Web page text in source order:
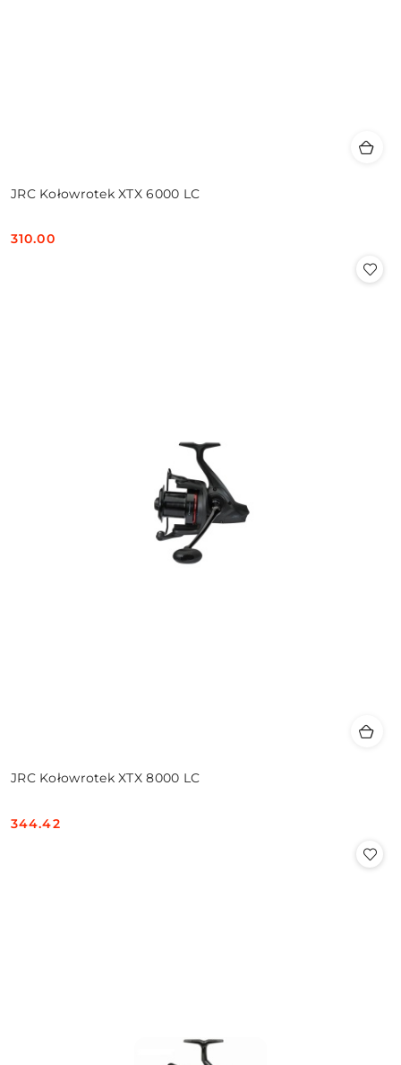
JRC Kołowrotek XTX 6000 LC
Cena:
310.00
JRC Kołowrotek XTX 8000 LC
Cena:
344.42